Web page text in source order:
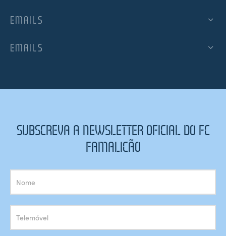
EMAILS
EMAILS
SUBSCREVA A NEWSLETTER OFICIAL DO FC
FAMALICÃO
Subscrição
Newsletter